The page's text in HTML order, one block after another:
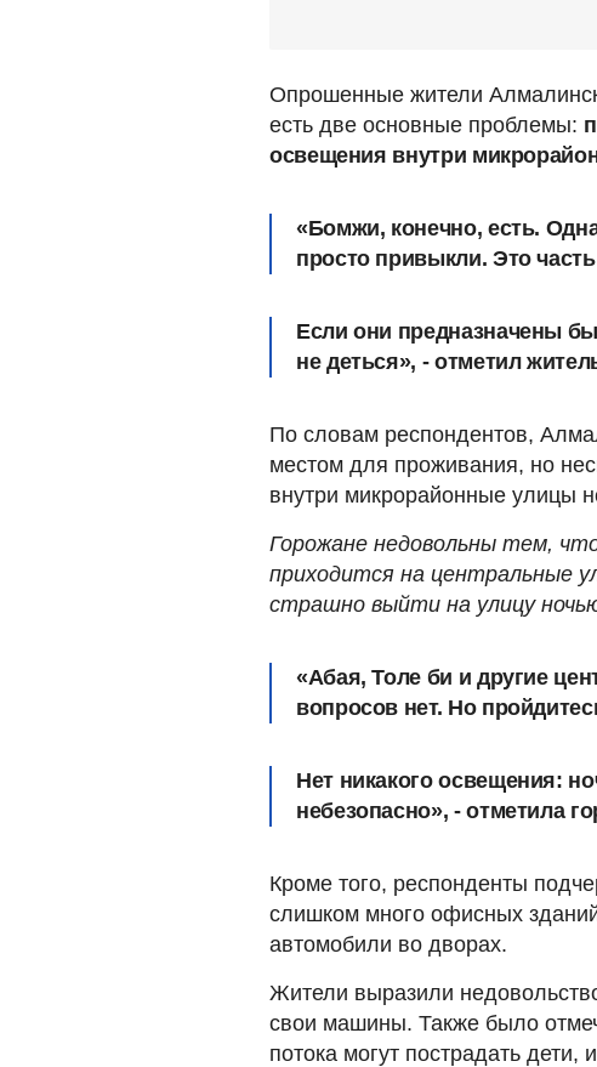
Опрошенные жители
есть две основные проблемы:
освещения внутри
«Бомжи, конечно, есть.
просто привыкли. Это
Если они предназначены
не деться», - отметил
По словам респондентов,
местом для проживания, но
внутри микрорайонные улицы
Горожане недовольны тем,
приходится на центральные
страшно выйти на улицу
«Абая, Толе би и другие
вопросов нет. Но
Нет никакого освещения:
небезопасно», - отметила
Кроме того, респонденты
слишком много офисных
автомобили во дворах.
Жители выразили
свои машины. Также было
потока могут пострадать